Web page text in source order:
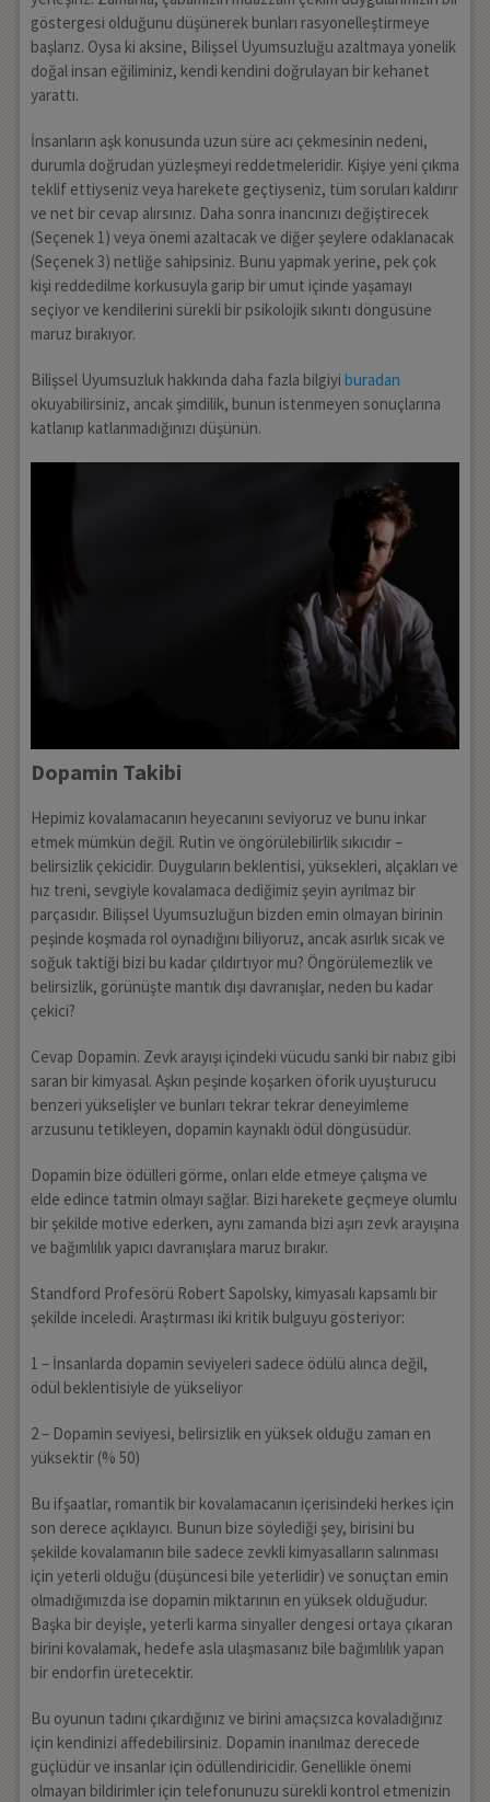
göstergesi olduğunu düşünerek bunları rasyonelleştirmeye
başlarız. Oysa ki aksine, Bilişsel Uyumsuzluğu azaltmaya yönelik
doğal insan eğiliminiz, kendi kendini doğrulayan bir kehanet
yarattı.
İnsanların aşk konusunda uzun süre acı çekmesinin nedeni,
durumla doğrudan yüzleşmeyi reddetmeleridir. Kişiye yeni çıkma
teklif ettiyseniz veya harekete geçtiyseniz, tüm soruları kaldırır
ve net bir cevap alırsınız. Daha sonra inancınızı değiştirecek
(Seçenek 1) veya önemi azaltacak ve diğer şeylere odaklanacak
(Seçenek 3) netliğe sahipsiniz. Bunu yapmak yerine, pek çok
kişi reddedilme korkusuyla garip bir umut içinde yaşamayı
seçiyor ve kendilerini sürekli bir psikolojik sıkıntı döngüsüne
maruz bırakıyor.
Bilişsel Uyumsuzluk hakkında daha fazla bilgiyi buradan
okuyabilirsiniz, ancak şimdilik, bunun istenmeyen sonuçlarına
katlanıp katlanmadığınızı düşünün.
Dopamin Takibi
Hepimiz kovalamacanın heyecanını seviyoruz ve bunu inkar
etmek mümkün değil. Rutin ve öngörülebilirlik sıkıcıdır –
belirsizlik çekicidir. Duyguların beklentisi, yüksekleri, alçakları ve
hız treni, sevgiyle kovalamaca dediğimiz şeyin ayrılmaz bir
parçasıdır. Bilişsel Uyumsuzluğun bizden emin olmayan birinin
peşinde koşmada rol oynadığını biliyoruz, ancak asırlık sıcak ve
soğuk taktiği bizi bu kadar çıldırtıyor mu? Öngörülemezlik ve
belirsizlik, görünüşte mantık dışı davranışlar, neden bu kadar
çekici?
Cevap Dopamin. Zevk arayışı içindeki vücudu sanki bir nabız gibi
saran bir kimyasal. Aşkın peşinde koşarken öforik uyuşturucu
benzeri yükselişler ve bunları tekrar tekrar deneyimleme
arzusunu tetikleyen, dopamin kaynaklı ödül döngüsüdür.
Dopamin bize ödülleri görme, onları elde etmeye çalışma ve
elde edince tatmin olmayı sağlar. Bizi harekete geçmeye olumlu
bir şekilde motive ederken, aynı zamanda bizi aşırı zevk arayışına
ve bağımlılık yapıcı davranışlara maruz bırakır.
Standford Profesörü Robert Sapolsky, kimyasalı kapsamlı bir
şekilde inceledi. Araştırması iki kritik bulguyu gösteriyor:
1 – İnsanlarda dopamin seviyeleri sadece ödülü alınca değil,
ödül beklentisiyle de yükseliyor
2 – Dopamin seviyesi, belirsizlik en yüksek olduğu zaman en
yüksektir (% 50)
Bu ifşaatlar, romantik bir kovalamacanın içerisindeki herkes için
son derece açıklayıcı. Bunun bize söylediği şey, birisini bu
şekilde kovalamanın bile sadece zevkli kimyasalların salınması
için yeterli olduğu (düşüncesi bile yeterlidir) ve sonuçtan emin
olmadığımızda ise dopamin miktarının en yüksek olduğudur.
Başka bir deyişle, yeterli karma sinyaller dengesi ortaya çıkaran
birini kovalamak, hedefe asla ulaşmasanız bile bağımlılık yapan
bir endorfin üretecektir.
Bu oyunun tadını çıkardığınız ve birini amaçsızca kovaladığınız
için kendinizi affedebilirsiniz. Dopamin inanılmaz derecede
güçlüdür ve insanlar için ödüllendiricidir. Genellikle önemi
olmayan bildirimler için telefonunuzu sürekli kontrol etmenizin